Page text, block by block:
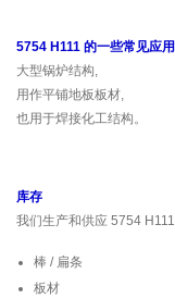
5754 H111 的一些常见应用
大型锅炉结构,
用作平铺地板板材,
也用于焊接化工结构。
库存
我们生产和供应 5754
棒 / 扁条
板材